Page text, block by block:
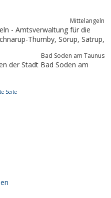
Mittelangeln
die
Gemeinden Rüde, Havetoftloit, Schnarup-Thumby, Sörup, Satrup,
Bad Soden am Taunus
der Stadt Bad Soden am
Seite